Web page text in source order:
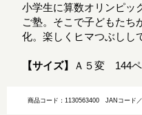
小学生に算数オリンピッ
ご塾。そこで子どもたち
化。楽しくヒマつぶしし
【サイズ】 Ａ５変 144
商品コード：1130563400JANコード